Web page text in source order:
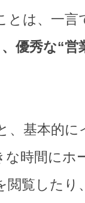
とは、一言
優秀な“営
、基本的に
な時間にホ
閲覧したり